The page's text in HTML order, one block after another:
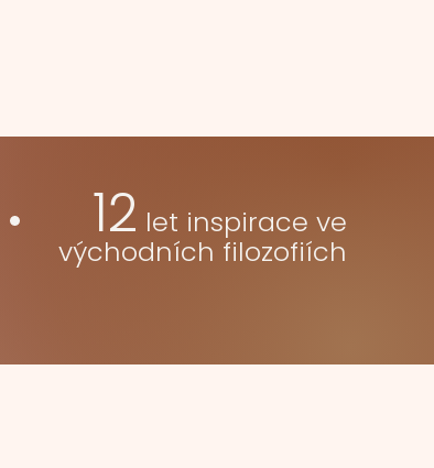
12 let inspirace ve
východních filozofiích